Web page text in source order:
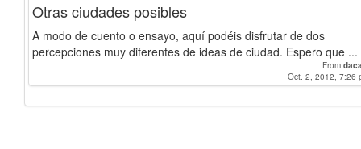
Otras ciudades posibles
A modo de cuento o ensayo, aquí podéis disfrutar de dos
percepciones muy diferentes de ideas de ciudad. Espero que ...
From
Oct. 2, 2012, 7:26